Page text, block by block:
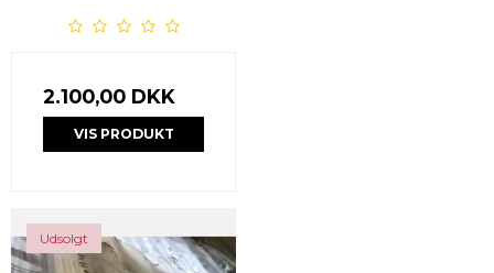
2.100,00 DKK
VIS PRODUKT
Udsolgt